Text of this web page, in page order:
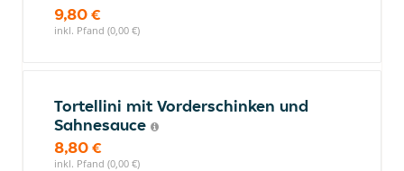
9,80 €
inkl. Pfand (0,00 €)
Tortellini mit Vorderschinken und
Sahnesauce
8,80 €
inkl. Pfand (0,00 €)